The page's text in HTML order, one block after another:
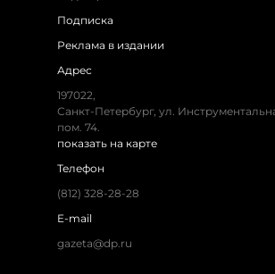
Подписка
Реклама в издании
Адрес
197022,
Санкт-Петербург, ул.
пом. 74.
показать на карте
Телефон
(812) 328-28-28
E-mail
gazeta@dp.ru